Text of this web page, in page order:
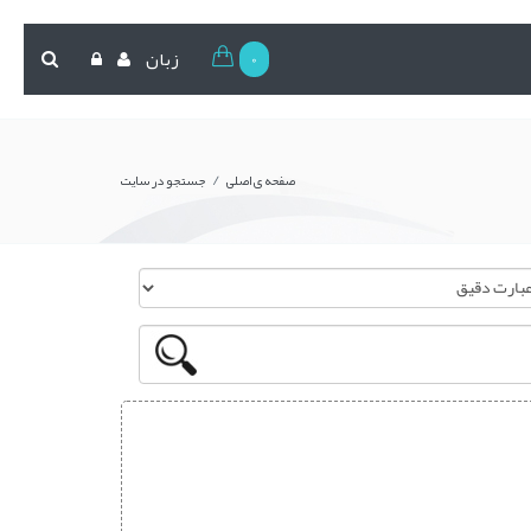
0 زبان
صفحه ی اصلی / جستجو در سایت